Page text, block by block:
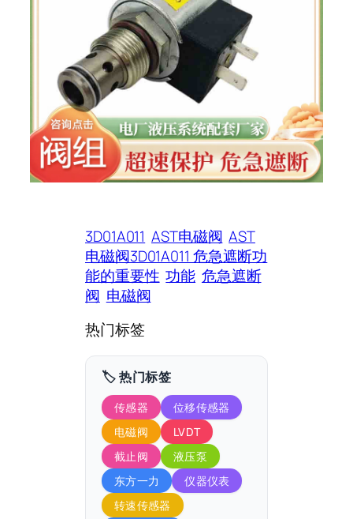
3D01A011 AST电磁阀 AST
电磁阀3D01A011 危急遮断功
能的重要性 功能 危急遮断
阀 电磁阀
热门标签
🏷️ 热门标签
传感器
位移传感器
电磁阀
LVDT
截止阀
液压泵
东方一力
仪器仪表
转速传感器